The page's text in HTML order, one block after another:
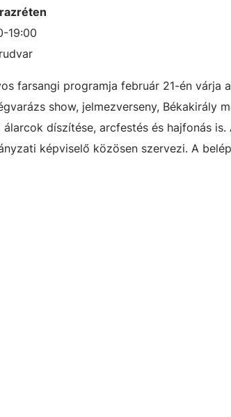
19:00
farsangi programja február 21-én várja
show, jelmezverseny, Békakirály
díszítése, arcfestés és hajfonás is.
képviselő közösen szervezi. A